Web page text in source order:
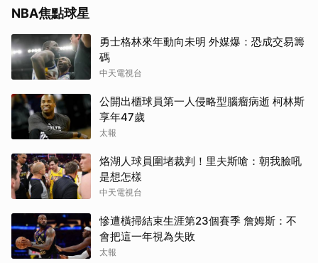
NBA焦點球星
勇士格林來年動向未明 外媒爆：恐成交易籌
碼
中天電視台
公開出櫃球員第一人侵略型腦瘤病逝 柯林斯
享年47歲
太報
烙湖人球員圍堵裁判！里夫斯嗆：朝我臉吼
是想怎樣
中天電視台
慘遭橫掃結束生涯第23個賽季 詹姆斯：不
會把這一年視為失敗
太報